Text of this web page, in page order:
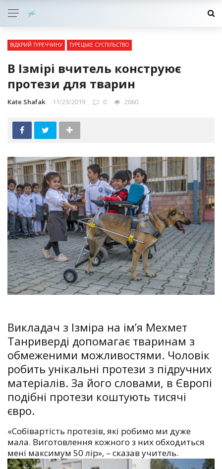
ВІДКРИЙ ТУРЕЧЧИНУ ТУРЕЦЬКЕ СУСПІЛЬСТВО
В Ізмірі вчитель конструює
протези для тварин
Kate Shafak 11/23/2019 0 2060
Викладач з Ізміра на ім’я Мехмет
Танриверді допомагає тваринам з
обмеженими можливостями. Чоловік
робить унікальні протези з підручних
матеріалів. За його словами, в Європі
подібні протези коштують тисячі
євро.
«Собівартість протезів, які робимо ми дуже
мала. Виготовлення кожного з них обходиться
мені максимум 50 лір», – сказав учитель.